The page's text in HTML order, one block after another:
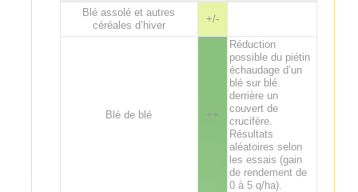
Blé assolé et autres
céréales d’hiver
+/-
Blé de blé ++
Réduction
possible du piétin
échaudage d’un
blé sur blé.
derrière un
couvert de
crucifère.
Résultats
aléatoires selon
les essais (gain
de rendement de
0 à 5 q/ha).